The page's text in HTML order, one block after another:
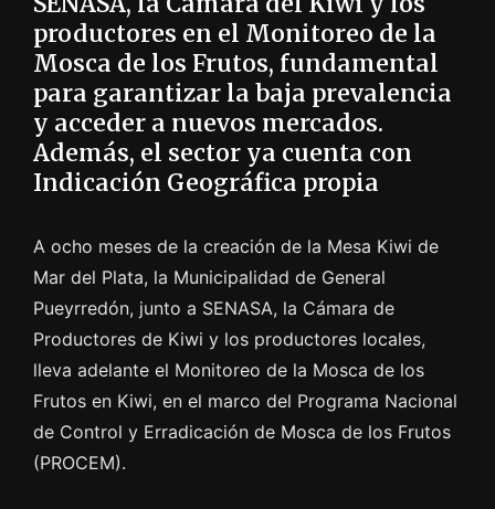
productores en el Monitoreo de la
Mosca de los Frutos, fundamental
para garantizar la baja prevalencia
y acceder a nuevos mercados.
Además, el sector ya cuenta con
Indicación Geográfica propia
A ocho meses de la creación de la Mesa Kiwi de
Mar del Plata, la Municipalidad de General
Pueyrredón, junto a SENASA, la Cámara de
Productores de Kiwi y los productores locales,
lleva adelante el Monitoreo de la Mosca de los
Frutos en Kiwi, en el marco del Programa Nacional
de Control y Erradicación de Mosca de los Frutos
(PROCEM).